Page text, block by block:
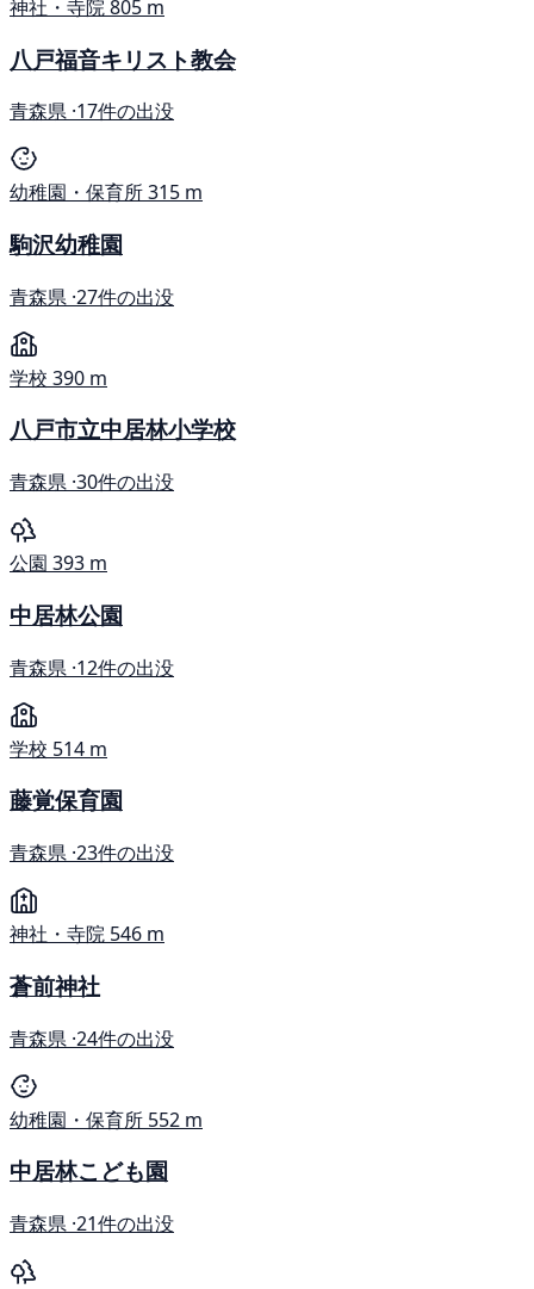
神社・寺院805 m
八戸福音キリスト教会
青森県 ·17件の出没
幼稚園・保育所315 m
駒沢幼稚園
青森県 ·27件の出没
学校 390 m
八戸市立中居林小学校
青森県 ·30件の出没
公園 393 m
中居林公園
青森県 ·12件の出没
学校 514 m
藤覚保育園
青森県 ·23件の出没
神社・寺院 546 m
蒼前神社
青森県 ·24件の出没
幼稚園・保育所 552 m
中居林こども園
青森県 ·21件の出没